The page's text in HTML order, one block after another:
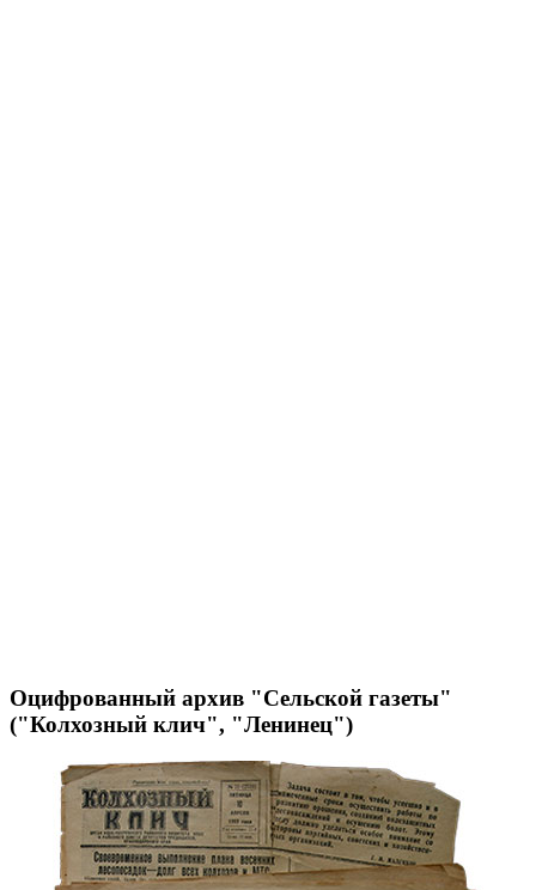
Оцифрованный архив "Сельской газеты"
("Колхозный клич", "Ленинец")